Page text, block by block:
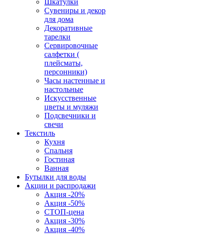
Шкатулки
Сувениры и декор
для дома
Декоративные
тарелки
Сервировочные
салфетки (
плейсматы,
персонники)
Часы настенные и
настольные
Искусственные
цветы и муляжи
Подсвечники и
свечи
Текстиль
Кухня
Спальня
Гостиная
Ванная
Бутылки для воды
Акции и распродажи
Акция -20%
Акция -50%
СТОП-цена
Акция -30%
Акция -40%